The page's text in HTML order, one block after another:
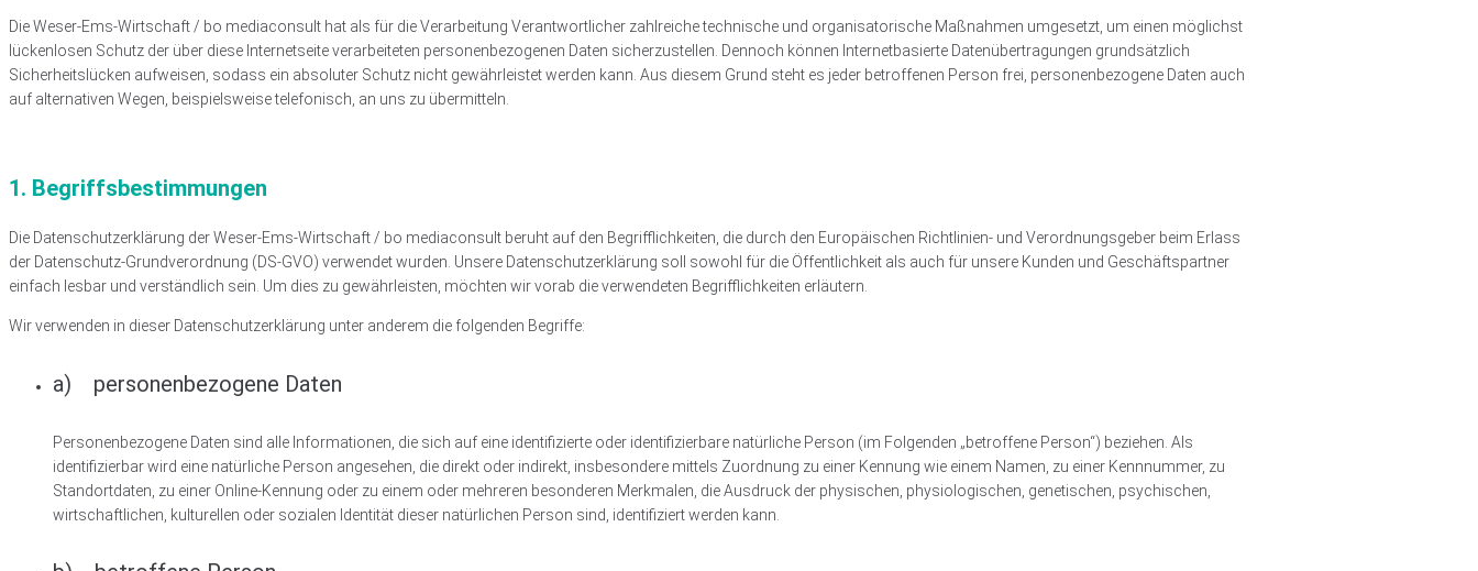
Die Weser-Ems-Wirtschaft / bo mediaconsult hat als für die Verarbeitung Verantwortlicher zahlreiche technische und organisatorische Maßnahmen umgesetzt, um einen möglichst
lückenlosen Schutz der über diese Internetseite verarbeiteten personenbezogenen Daten sicherzustellen. Dennoch können Internetbasierte Datenübertragungen grundsätzlich
Sicherheitslücken aufweisen, sodass ein absoluter Schutz nicht gewährleistet werden kann. Aus diesem Grund steht es jeder betroffenen Person frei, personenbezogene Daten auch
auf alternativen Wegen, beispielsweise telefonisch, an uns zu übermitteln.
1. Begriffsbestimmungen
Die Datenschutzerklärung der Weser-Ems-Wirtschaft / bo mediaconsult beruht auf den Begrifflichkeiten, die durch den Europäischen Richtlinien- und Verordnungsgeber beim Erlass
der Datenschutz-Grundverordnung (DS-GVO) verwendet wurden. Unsere Datenschutzerklärung soll sowohl für die Öffentlichkeit als auch für unsere Kunden und Geschäftspartner
einfach lesbar und verständlich sein. Um dies zu gewährleisten, möchten wir vorab die verwendeten Begrifflichkeiten erläutern.
Wir verwenden in dieser Datenschutzerklärung unter anderem die folgenden Begriffe:
a) personenbezogene Daten
Personenbezogene Daten sind alle Informationen, die sich auf eine identifizierte oder identifizierbare natürliche Person (im Folgenden „betroffene Person“) beziehen. Als
identifizierbar wird eine natürliche Person angesehen, die direkt oder indirekt, insbesondere mittels Zuordnung zu einer Kennung wie einem Namen, zu einer Kennnummer, zu
Standortdaten, zu einer Online-Kennung oder zu einem oder mehreren besonderen Merkmalen, die Ausdruck der physischen, physiologischen, genetischen, psychischen,
wirtschaftlichen, kulturellen oder sozialen Identität dieser natürlichen Person sind, identifiziert werden kann.